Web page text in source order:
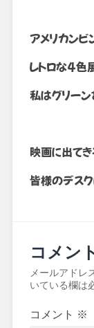
アメリカンビ
レトロな4色
私はグリーン
映画に出てき
皆様のデス
コメン
メールアドレ
いている欄は
コメント ※